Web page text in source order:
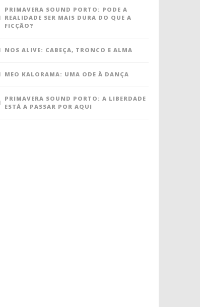
PRIMAVERA SOUND PORTO: PODE A
REALIDADE SER MAIS DURA DO QUE A
FICÇÃO?
NOS ALIVE: CABEÇA, TRONCO E ALMA
MEO KALORAMA: UMA ODE À DANÇA
PRIMAVERA SOUND PORTO: A LIBERDADE
ESTÁ A PASSAR POR AQUI